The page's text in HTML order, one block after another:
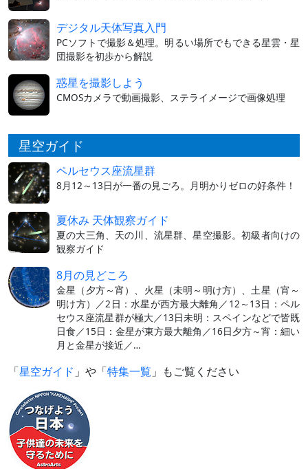
デジタル天体写真入門
PCソフトで撮影＆処理。明るい場所でもできる星雲・星
団撮影を初歩から解説
惑星を撮影しよう
CMOSカメラで動画撮影、ステライメージで画像処理
星空ガイド
ペルセウス座流星群
8月12～13日が一番の見ごろ。月明かりゼロの好条件！
夏休み 天体観察ガイド
夏の大三角、天の川、流星群、星空撮影。初級者向けの
観察ガイド
8月の見どころ
金星（夕方～宵）、火星（未明～明け方）、土星（宵～
明け方）／2日：水星が西方最大離角／12～13日：ペル
セウス座流星群が極大／13日未明：スペインなどで皆既
日食／15日：金星が東方最大離角／16日夕方～宵：細い
月と金星が接近／…
「星空ガイド 」や「特集一覧 」もご覧ください